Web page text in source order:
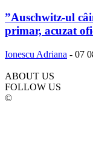
”Auschwitz-ul
primar, acuzat
Ionescu Adriana - 07
ABOUT US
FOLLOW US
©